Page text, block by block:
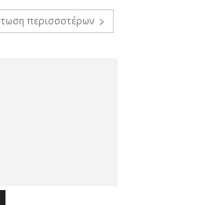
περισσοτέρων